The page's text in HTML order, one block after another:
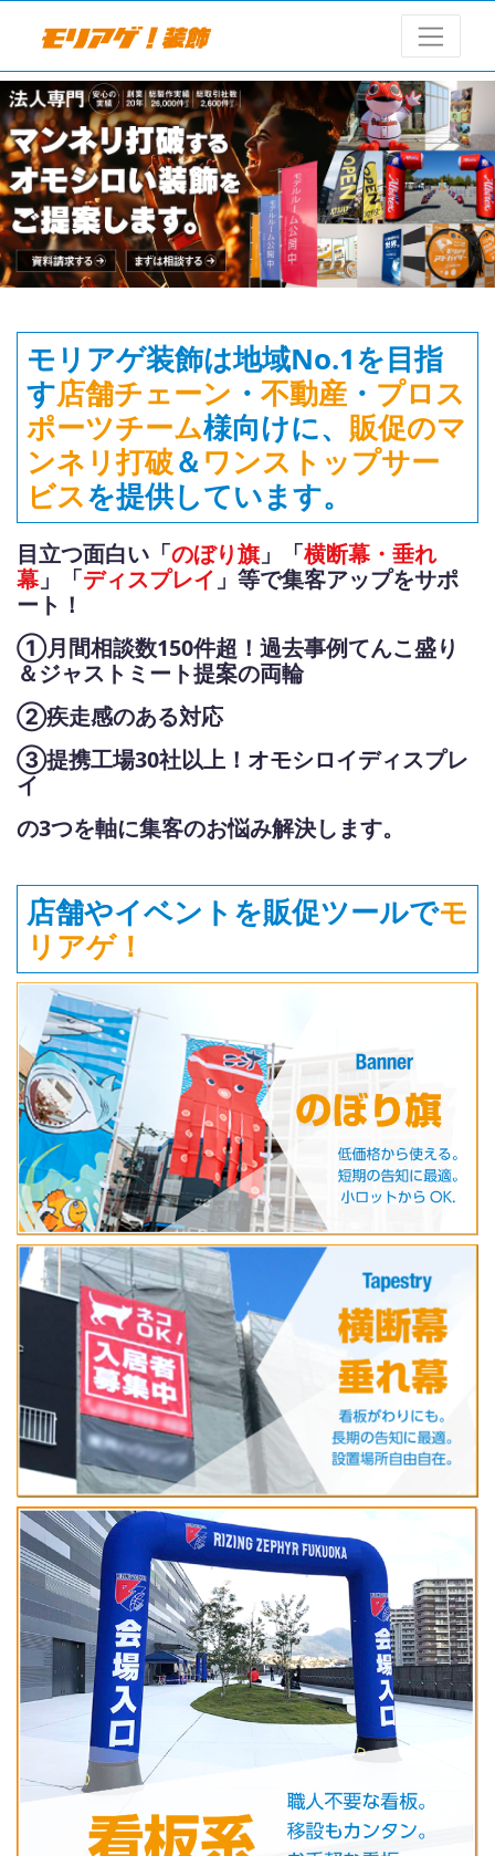
モリアゲ装飾は地域No.1を目指
す店舗チェーン ・ 不動産 ・ プロス
ポーツチーム様向けに、 販促のマ
ンネリ打破＆ワンストップサー
ビスを提供しています。
目立つ面白い「のぼり旗」「横断幕・垂れ
幕」「ディスプレイ 」等で集客アップをサポ
ート！
①月間相談数150件超！過去事例てんこ盛り
＆ジャストミート提案の両輪
②疾走感のある対応
③提携工場30社以上！オモシロイディスプレ
イ
の3つを軸に集客のお悩み解決します。
店舗やイベントを販促ツールでモ
リアゲ！